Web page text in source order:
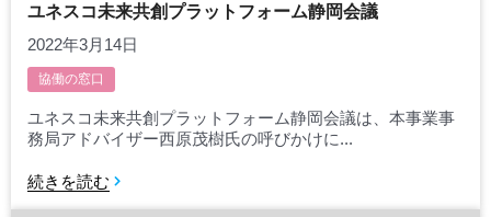
ユネスコ未来共創プラットフォーム静岡会議
2022年3月14日
協働の窓口
ユネスコ未来共創プラットフォーム静岡会議は、本事業事
務局アドバイザー西原茂樹氏の呼びかけに...
続きを読む